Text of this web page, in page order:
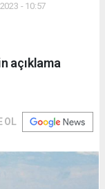
- 10:57
açıklama
OL